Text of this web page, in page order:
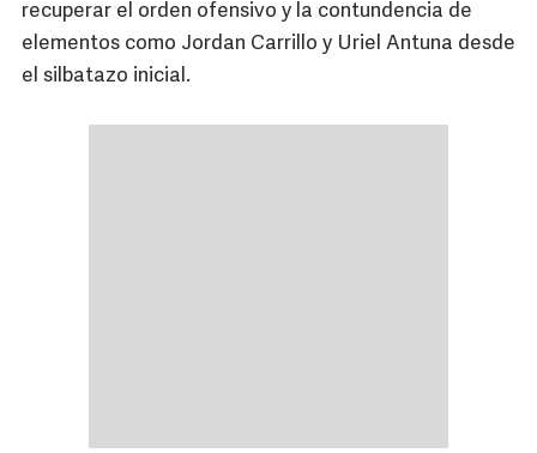
recuperar el orden ofensivo y la contundencia de
elementos como Jordan Carrillo y Uriel Antuna desde
el silbatazo inicial.